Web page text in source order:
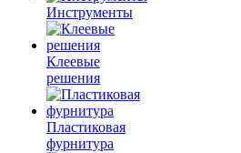
Инструменты
Клеевые
решения
Пластиковая
фурнитура